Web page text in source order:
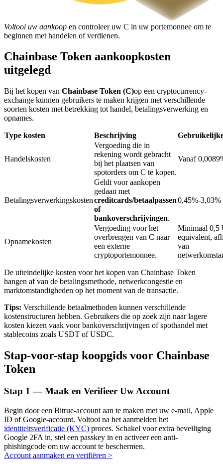
BTR-vergrendelingen
Door crypto ondersteunde leenservice
Auto Invest
Grijp langetermijnwinst en flexibele belangen
Leer staken
Bitrue
AI
Voltooi uw aankoop en controleer uw C in uw portemonnee om te
beginnen met handelen of verdienen.
Chainbase Token aankoopkosten
uitgelegd
Bij het kopen van Chainbase Token (C)op een cryptocurrency-
exchange kunnen gebruikers te maken krijgen met verschillende
soorten kosten met betrekking tot handel, betalingsverwerking en
opnames.
Type kosten Beschrijving
Handelskosten
Vergoeding die in
rekening wordt gebracht
bij het plaatsen van
spotorders om C te kopen.
Vanaf
Betalingsverwerkingskosten
Geldt voor aankopen
gedaan met
creditcards/betaalpassen
of
bankoverschrijvingen.
0,45%-3,03%
Opnamekosten
Vergoeding voor het
overbrengen van C naar
een externe
cryptoportemonnee.
Minimaal 0,5
equivalent,
van
De uiteindelijke kosten voor het kopen van Chainbase Token
hangen af van de betalingsmethode, netwerkcongestie en
marktomstandigheden op het moment van de transactie.
Tips: Verschillende betaalmethoden kunnen verschillende
kostenstructuren hebben. Gebruikers die op zoek zijn naar lagere
kosten kiezen vaak voor bankoverschrijvingen of spothandel met
stablecoins zoals USDT of USDC.
Stap-voor-stap koopgids voor Chainbase
Token
Stap 1 —Maak en Verifieer Uw Account
Begin door een Bitrue-account aan te maken met uw e-mail, Apple
ID of Google-account. Voltooi na het aanmelden het
identiteitsverificatie (KYC) proces. Schakel voor extra beveiliging
Google 2FA in, stel een passkey in en activeer een anti-
phishingcode om uw account te beschermen.
Account aanmaken en verifiëren >